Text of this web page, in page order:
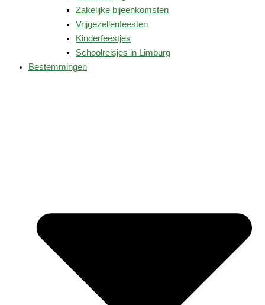
Zakelijke bijeenkomsten
Vrijgezellenfeesten
Kinderfeestjes
Schoolreisjes in Limburg
Bestemmingen